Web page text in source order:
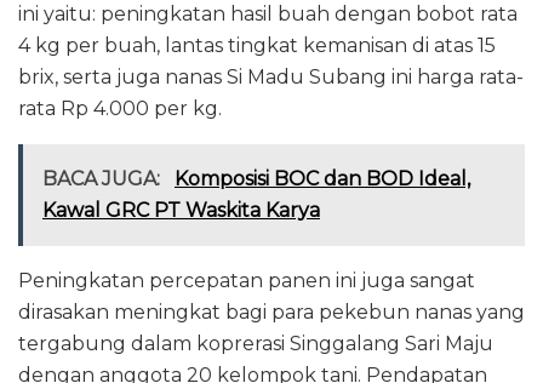
ini yaitu: peningkatan hasil buah dengan bobot rata
4 kg per buah, lantas tingkat kemanisan di atas 15
brix, serta juga nanas Si Madu Subang ini harga rata-
rata Rp 4.000 per kg.
BACA JUGA:
Komposisi BOC dan BOD Ideal,
Kawal GRC PT Waskita Karya
Peningkatan percepatan panen ini juga sangat
dirasakan meningkat bagi para pekebun nanas yang
tergabung dalam koprerasi Singgalang Sari Maju
dengan anggota 20 kelompok tani. Pendapatan